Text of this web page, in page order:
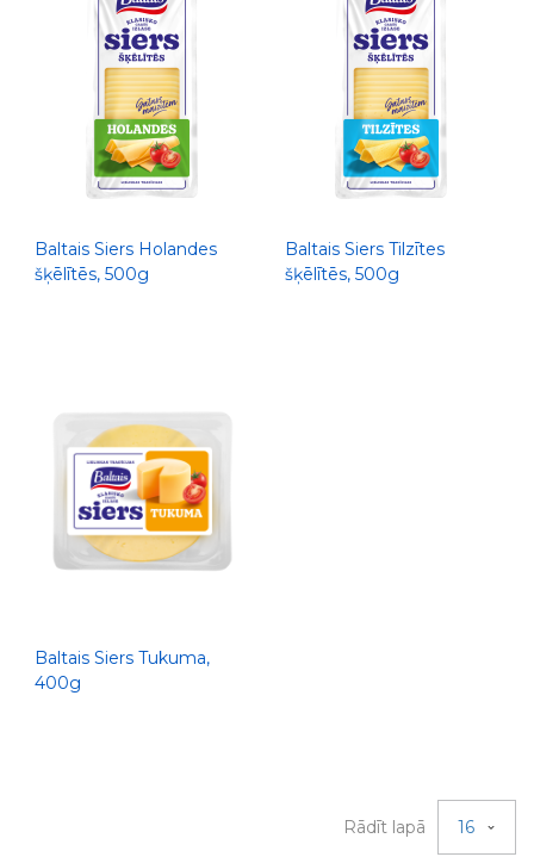
Baltais Siers Holandes
šķēlītēs, 500g
Baltais Siers Tilzītes
šķēlītēs, 500g
Baltais Siers Tukuma,
400g
Rādīt lapā 16